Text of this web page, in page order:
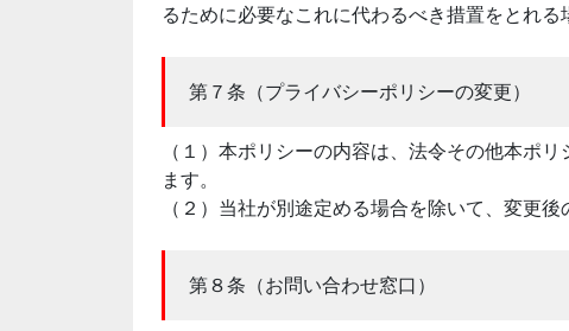
るために必要なこれに代わるべき措置をとれる
第７条（プライバシーポリシーの変更）
（１）本ポリシーの内容は、法令その他本ポ
ます。
（２）当社が別途定める場合を除いて、変更
第８条（お問い合わせ窓口）